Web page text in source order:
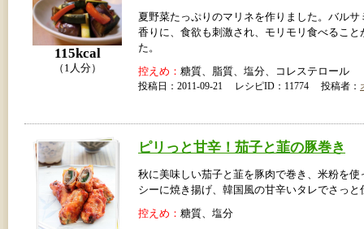
115kcal
（1人分）
夏野菜たっぷりのマリネを作りました。バルサ
香りに、食欲も刺激され、モリモリ食べること
た。
控えめ： 糖質、脂質、塩分、コレステロール
投稿日：2011-09-21 レシピID：11774 投稿者：
ピリっと甘辛！茄子と韮の豚巻き
秋に美味しい茄子と韮を豚肉で巻き、米粉を使
シーに焼き揚げ、韓国風の甘辛いタレでさっと
控えめ： 糖質、塩分